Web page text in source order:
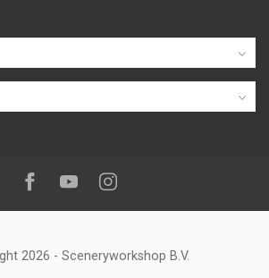
Volg ons op:Facebook
YoutubeInstagram
2026 - Sceneryworkshop B.V.